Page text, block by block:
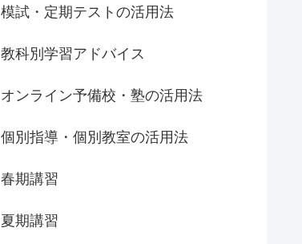
模試・定期テストの活用法
教科別学習アドバイス
オンライン予備校・塾の活用法
個別指導・個別教室の活用法
春期講習
夏期講習